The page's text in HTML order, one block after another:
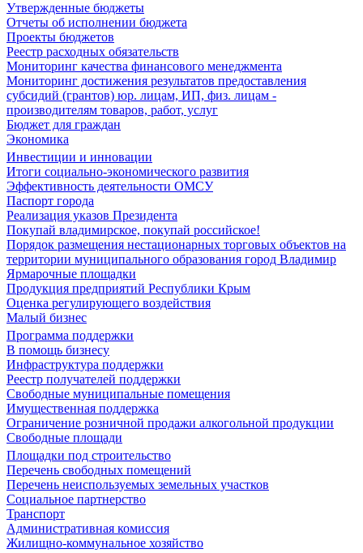
Утвержденные бюджеты
Отчеты об исполнении бюджета
Проекты бюджетов
Реестр расходных обязательств
Мониторинг качества финансового менеджмента
Мониторинг достижения результатов предоставления
субсидий (грантов) юр. лицам, ИП, физ. лицам -
производителям товаров, работ, услуг
Бюджет для граждан
Экономика
Инвестиции и инновации
Итоги социально-экономического развития
Эффективность деятельности ОМСУ
Паспорт города
Реализация указов Президента
Покупай владимирское, покупай российское!
Порядок размещения нестационарных торговых объектов на
территории муниципального образования город Владимир
Ярмарочные площадки
Продукция предприятий Республики Крым
Оценка регулирующего воздействия
Малый бизнес
Программа поддержки
В помощь бизнесу
Инфраструктура поддержки
Реестр получателей поддержки
Свободные муниципальные помещения
Имущественная поддержка
Ограничение розничной продажи алкогольной продукции
Свободные площади
Площадки под строительство
Перечень свободных помещений
Перечень неиспользуемых земельных участков
Социальное партнерство
Транспорт
Административная комиссия
Жилищно-коммунальное хозяйство